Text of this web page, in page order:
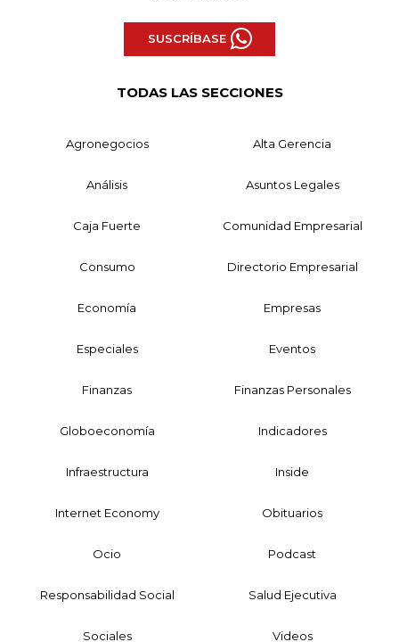
SUSCRÍBASE
TODAS LAS SECCIONES
Agronegocios Alta Gerencia
Análisis Asuntos Legales
Caja Fuerte Comunidad Empresarial
Consumo Directorio Empresarial
Economía Empresas
Especiales Eventos
Finanzas Finanzas Personales
Globoeconomía Indicadores
Infraestructura Inside
Internet Economy Obituarios
Ocio Podcast
Responsabilidad Social Salud Ejecutiva
Sociales Videos